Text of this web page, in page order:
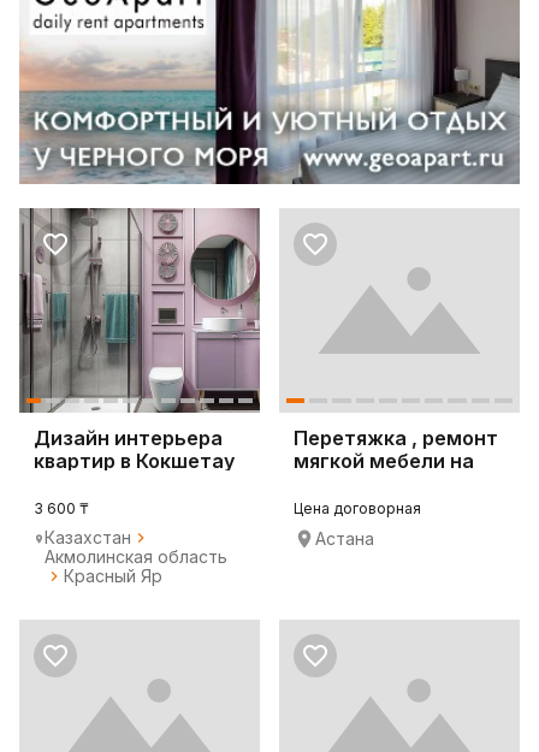
Дизайн интерьера
квартир в Кокшетау
3 600 ₸
Казахстан
Акмолинская область
Красный Яр
Перетяжка , ремонт
мягкой мебели на
Цена договорная
Астана